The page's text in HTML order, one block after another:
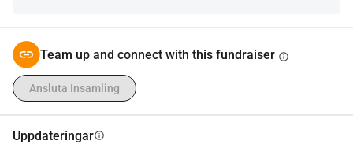
Team up and connect with this fundraiser info
Ansluta Insamling
Uppdateringarinfo